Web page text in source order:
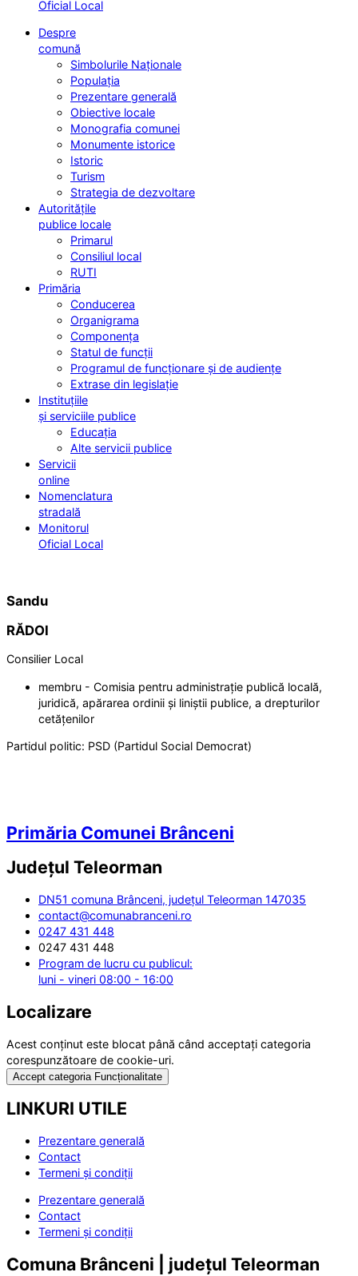
Oficial Local
Despre
comună
Simbolurile Naționale
Populația
Prezentare generală
Obiective locale
Monografia comunei
Monumente istorice
Istoric
Turism
Strategia de dezvoltare
Autoritățile
publice locale
Primarul
Consiliul local
RUTI
Primăria
Conducerea
Organigrama
Componența
Statul de funcții
Programul de funcționare și de audiențe
Extrase din legislație
Instituțiile
și serviciile publice
Educația
Alte servicii publice
Servicii
online
Nomenclatura
stradală
Monitorul
Oficial Local
Sandu
RĂDOI
Consilier Local
membru - Comisia pentru administrație publică locală,
juridică, apărarea ordinii și liniștii publice, a drepturilor
cetățenilor
Partidul politic: PSD (Partidul Social Democrat)
Primăria Comunei Brânceni
Județul Teleorman
DN51 comuna Brânceni, județul Teleorman 147035
contact@comunabranceni.ro
0247 431 448
0247 431 448
Program de lucru cu publicul:
luni - vineri 08:00 - 16:00
Localizare
Acest conținut este blocat până când acceptați categoria
corespunzătoare de cookie-uri.
Accept categoria Funcționalitate
LINKURI UTILE
Prezentare generală
Contact
Termeni și condiții
Prezentare generală
Contact
Termeni și condiții
Comuna Brânceni | județul Teleorman